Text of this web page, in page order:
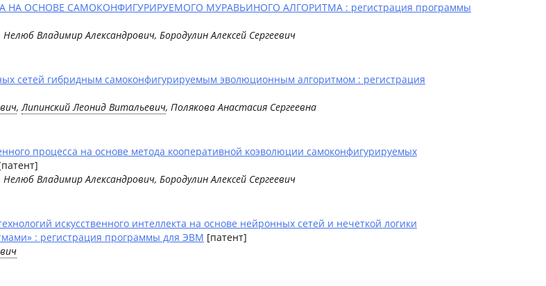
ОСНОВЕ САМОКОНФИГУРИРУЕМОГО МУРАВЬИНОГО АЛГОРИТМА : регистрация программы
Нелюб Владимир Александрович, Бородулин Алексей Сергеевич
сетей гибридным самоконфигурируемым эволюционным алгоритмом : регистрация
,Липинский Леонид Витальевич, Полякова Анастасия Сергеевна
процесса на основе метода кооперативной коэволюции самоконфигурируемых
Нелюб Владимир Александрович, Бородулин Алексей Сергеевич
искусственного интеллекта на основе нейронных сетей и нечеткой логики
: регистрация программы для ЭВМ [патент]